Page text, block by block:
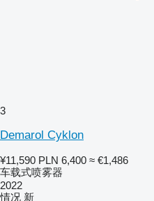
3
Demarol Cyklon
¥11,590 PLN 6,400 ≈ €1,486
车载式喷雾器
2022
情况 新